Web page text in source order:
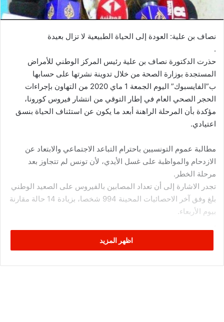
نصاف بن علية: العودة إلى الحياة الطبيعية لا تزال بعيدة
.
حذرت الدكتورة نصاف بن علية رئيس المركز الوطني للأمراض
المستجدة بوزارة الصحة من خلال تدوينة نشرتها على حسابها
ب”الفايسبوك” اليوم الجمعة 1 ماي 2020 من التهاون بإجراءات
الحجر الصحي العام في إطار التوقي من انتشار فيروس كورونا،
مؤكدة بأن المرحلة الراهنة أبعد ما يكون عن استئناف الحياة بنسق
اعتيادي.
مطالبة عموم التونسيين باحترام التباعد الاجتماعي والابتعاد عن
الازدحام والمواظبة على غسل الأيدي، لأن تونس لم تتجاوز بعد
مرحلة الخطر.
تجدر الاشارة إلى أن تعداد المصابين بالفيروس على الصعيد الوطني
بلغ وفق آخر الاحصائيات المحينة 994 شخصا، بزيادة 14 حالة مقارنة
بيوم الأربعاء.
اظهر المزيد